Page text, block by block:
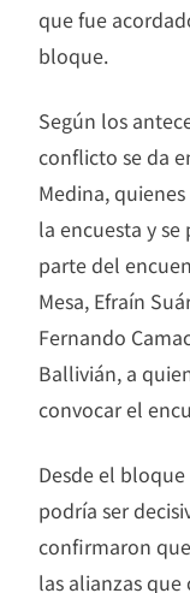
que fue
bloque.
Según los
conflicto se da
Medina,
la encuesta y
parte del
Mesa, Efraín
Fernando
Ballivián, a
convocar el
Desde el
podría ser
confirmaron
las alianzas